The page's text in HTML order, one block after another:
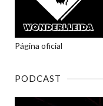
Página oficial
PODCAST